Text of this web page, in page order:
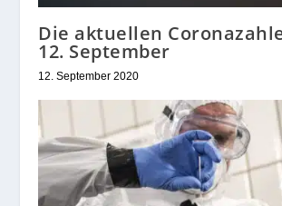
Die aktuellen
12. September
12. September 2020